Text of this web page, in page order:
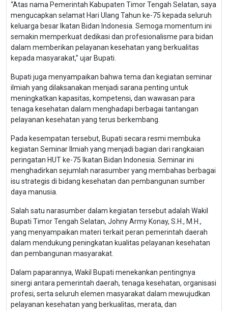
“Atas nama Pemerintah Kabupaten Timor Tengah Selatan, saya
mengucapkan selamat Hari Ulang Tahun ke-75 kepada seluruh
keluarga besar Ikatan Bidan Indonesia. Semoga momentum ini
semakin memperkuat dedikasi dan profesionalisme para bidan
dalam memberikan pelayanan kesehatan yang berkualitas
kepada masyarakat,” ujar Bupati.
Bupati juga menyampaikan bahwa tema dan kegiatan seminar
ilmiah yang dilaksanakan menjadi sarana penting untuk
meningkatkan kapasitas, kompetensi, dan wawasan para
tenaga kesehatan dalam menghadapi berbagai tantangan
pelayanan kesehatan yang terus berkembang.
Pada kesempatan tersebut, Bupati secara resmi membuka
kegiatan Seminar Ilmiah yang menjadi bagian dari rangkaian
peringatan HUT ke-75 Ikatan Bidan Indonesia. Seminar ini
menghadirkan sejumlah narasumber yang membahas berbagai
isu strategis di bidang kesehatan dan pembangunan sumber
daya manusia.
Salah satu narasumber dalam kegiatan tersebut adalah Wakil
Bupati Timor Tengah Selatan, Johny Army Konay, S.H., M.H.,
yang menyampaikan materi terkait peran pemerintah daerah
dalam mendukung peningkatan kualitas pelayanan kesehatan
dan pembangunan masyarakat.
Dalam paparannya, Wakil Bupati menekankan pentingnya
sinergi antara pemerintah daerah, tenaga kesehatan, organisasi
profesi, serta seluruh elemen masyarakat dalam mewujudkan
pelayanan kesehatan yang berkualitas, merata, dan